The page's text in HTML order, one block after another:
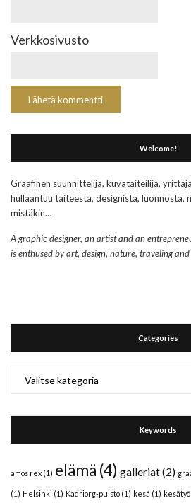
Verkkosivusto
Welcome!
Graafinen suunnittelija, kuvataiteilija,
hullaantuu taiteesta, designista, luonnosta,
mistäkin…
A graphic designer, an artist and an
is enthused by art, design, nature, traveling
Categories
Keywords
amos rex (1) elämä (4) galleriat(2)
(1) Helsinki (1) Kadriorg-puisto (1) kesä (1) kesätyö